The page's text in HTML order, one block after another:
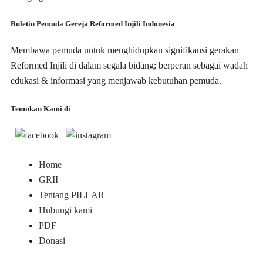
Buletin Pemuda Gereja Reformed Injili Indonesia
Membawa pemuda untuk menghidupkan signifikansi gerakan
Reformed Injili di dalam segala bidang; berperan sebagai wadah
edukasi & informasi yang menjawab kebutuhan pemuda.
Temukan Kami di
Home
GRII
Tentang PILLAR
Hubungi kami
PDF
Donasi